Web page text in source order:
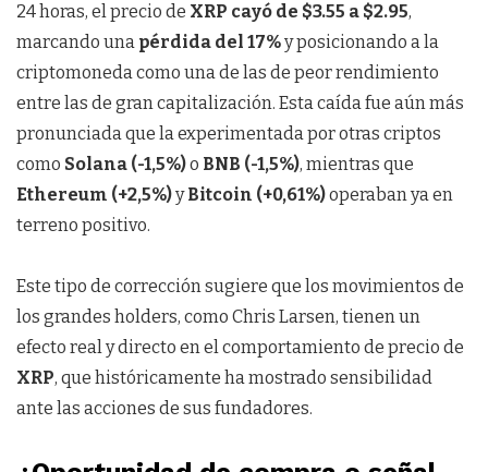
24 horas, el precio de XRP cayó de $3.55 a $2.95,
marcando una pérdida del 17%y posicionando a la
criptomoneda como una de las de peor rendimiento
entre las de gran capitalización. Esta caída fue aún más
pronunciada que la experimentada por otras criptos
como Solana (-1,5%)o BNB (-1,5%), mientras que
Ethereum (+2,5%)yBitcoin (+0,61%)operaban ya en
terreno positivo.
Este tipo de corrección sugiere que los movimientos de
los grandes holders, como Chris Larsen, tienen un
efecto real y directo en el comportamiento de precio de
XRP, que históricamente ha mostrado sensibilidad
ante las acciones de sus fundadores.